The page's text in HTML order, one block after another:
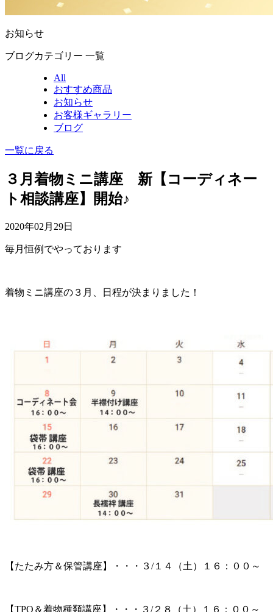
お知らせ
ブログカテゴリー 一覧
All
おすすめ商品
お知らせ
お客様ギャラリー
ブログ
一覧に戻る
３月着物ミニ講座 新【コーディネー
ト相談講座】開始♪
2020年02月29日
毎月恒例でやっております
着物ミニ講座の３月、日程が決まりました！
【たたみ方＆保管講座】・・・３/１４（土）１６：００～
【TPO＆着物種類講座】・・・３/２８（土）１６：００～